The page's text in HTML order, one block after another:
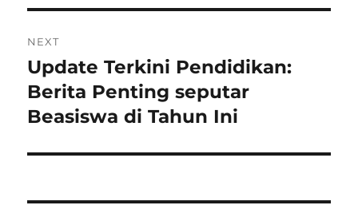
NEXT
Next
post:
Update Terkini Pendidikan:
Berita Penting seputar
Beasiswa di Tahun Ini